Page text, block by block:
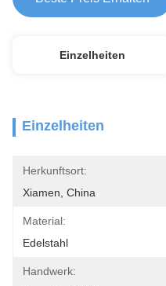
Einzelheiten
Einzelheiten
Herkunftsort:
Xiamen, China
Material:
Edelstahl
Handwerk: